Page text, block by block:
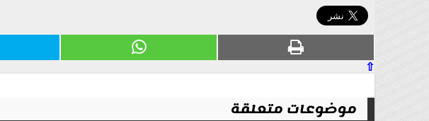
⇧
موضوعات متعلقة